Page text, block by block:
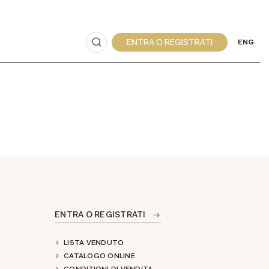
ENG
ENTRA O REGISTRATI
LISTA VENDUTO
CATALOGO ONLINE